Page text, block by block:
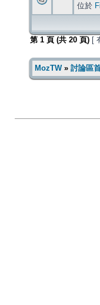
位於
第 1 頁 (共 20 頁) [
MozTW» 討論區